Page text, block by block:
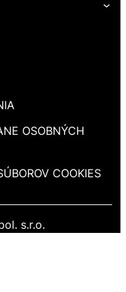
OSOBNÝCH
COOKIES
s.r.o.